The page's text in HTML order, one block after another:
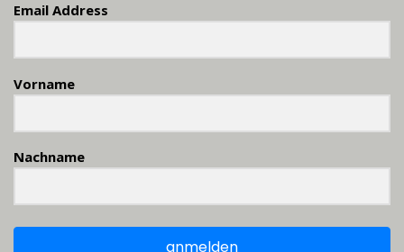
Email Address
Vorname
Nachname
anmelden